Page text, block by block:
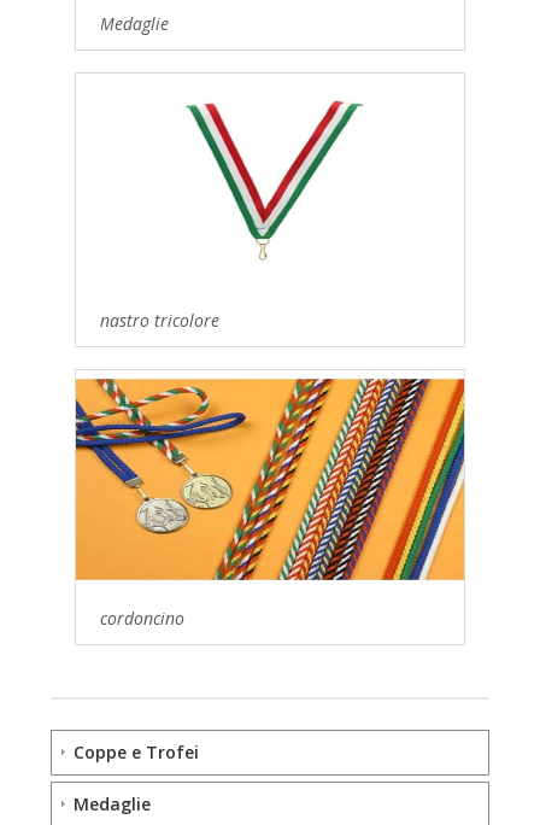
Medaglie
nastro tricolore
cordoncino
Coppe e Trofei
Medaglie